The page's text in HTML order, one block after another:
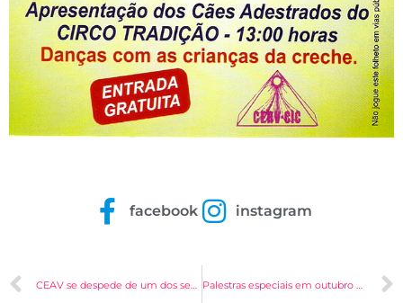
facebook instagram
CEAV se despede de um dos seus mais valorosos tarefeiros Palestras especiais em outubro no CEAV